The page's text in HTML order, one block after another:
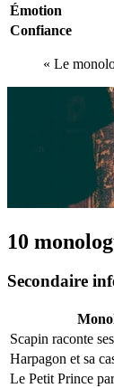
Émotion
Confiance
« Le
10
Secondaire
Scapin raconte
Harpagon et sa
Le Petit Prince